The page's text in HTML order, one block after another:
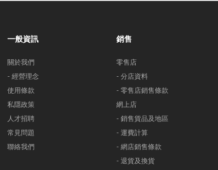
一般資訊
關於我們
- 經營理念
使用條款
私隱政策
人才招聘
常見問題
聯絡我們
銷售
零售店
- 分店資料
- 零售店銷售條款
網上店
- 銷售貨品及地區
- 運費計算
- 網店銷售條款
- 退貨及換貨